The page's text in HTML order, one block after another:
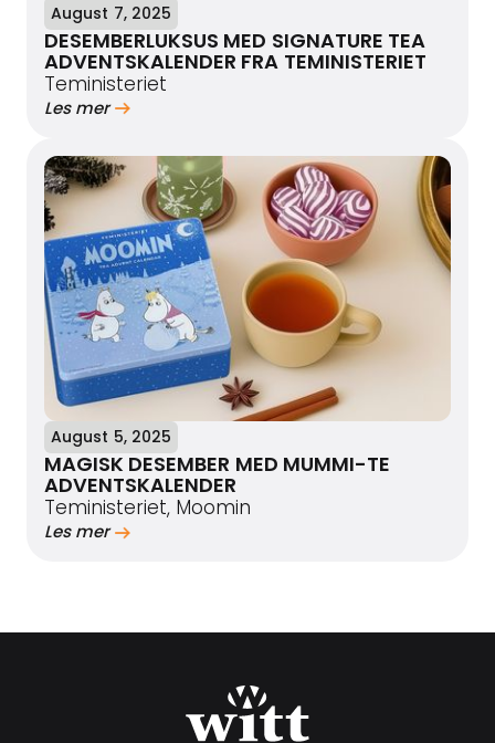
August 7, 2025
DESEMBERLUKSUS MED SIGNATURE TEA
ADVENTSKALENDER FRA TEMINISTERIET
Teministeriet
Les mer
August 5, 2025
MAGISK DESEMBER MED MUMMI-TE
ADVENTSKALENDER
Teministeriet, Moomin
Les mer